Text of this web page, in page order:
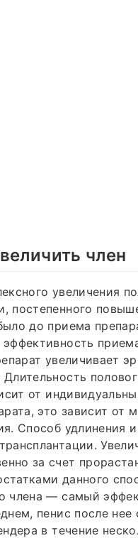
член
увеличения
постепенного
до приема
эффективность
увеличивает
от
это зависит от
Способ удлинения
за счет
данного
члена — самый
пенис после нее
в течение